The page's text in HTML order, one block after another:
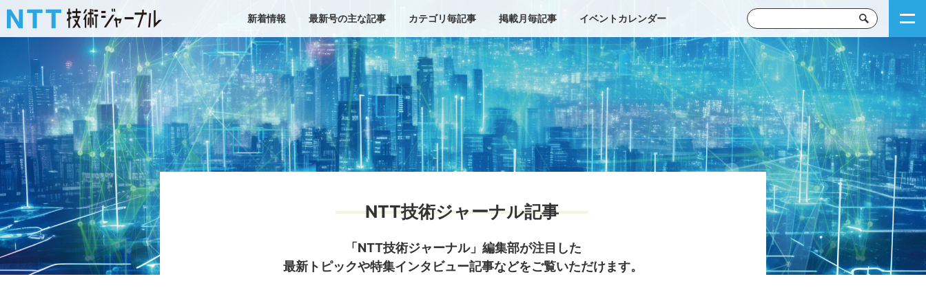
新着情報 最新号の主な記事 カテゴリ毎記事 掲載月毎記事 イベントカレンダー
NTT技術ジャーナル記事
「NTT技術ジャーナル」編集部が注目した
最新トピックや特集インタビュー記事などをご覧いただけます。